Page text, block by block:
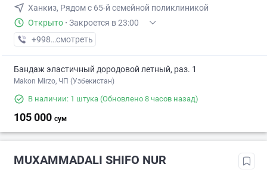
Ханкиз, Рядом с 65-й семейной поликлиникой
Открыто · Закроется в 23:00
+998 (20) XXX-XX-XX
смотреть
Бандаж эластичный дородовой летный, раз. 1
Makon Mirzo, ЧП (Узбекистан)
В наличии: 1 штука (Обновлено 8 часов назад)
105 000 сум
MUXAMMADALI SHIFO NUR